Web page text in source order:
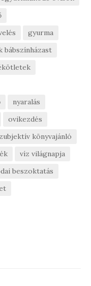
gyurma
bábszínházast
nyaralás
ovikezdés
könyvajánló
víz világnapja
beszoktatás